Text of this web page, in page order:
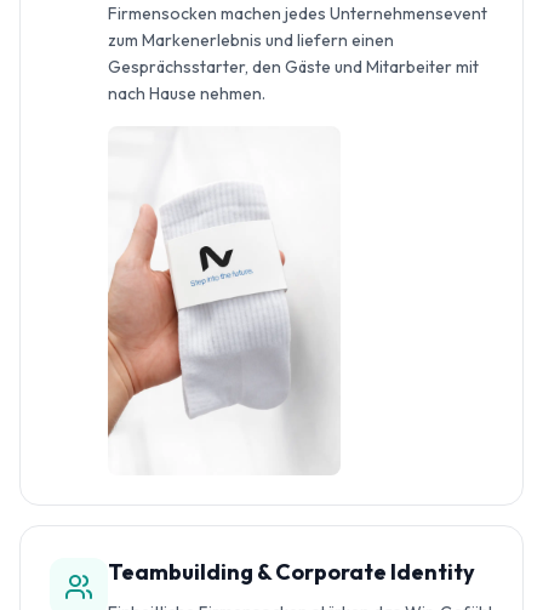
Firmensocken machen jedes Unternehmensevent
zum Markenerlebnis und liefern einen
Gesprächsstarter, den Gäste und Mitarbeiter mit
nach Hause nehmen.
Teambuilding & Corporate Identity